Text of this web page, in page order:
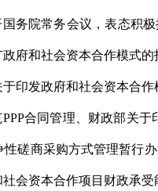
务院常务会议，表态积
府和社会资本合作模式
印发政府和社会资本合作
合同管理、财政部关
磋商采购方式管理暂行
会资本合作项目财政承